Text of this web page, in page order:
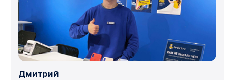
Дмитрий